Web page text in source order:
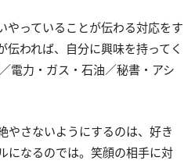
やっていることが伝わる対応をす
伝われば、自分に興味を持ってく
電力・ガス・石油／秘書・アシ
やさないようにするのは、好き
になるのでは。笑顔の相手に対